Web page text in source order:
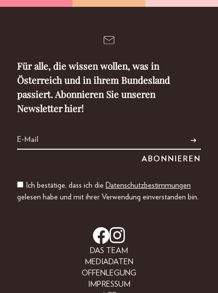
Für alle, die wissen wollen, was in
Österreich und in ihrem Bundesland
passiert. Abonnieren Sie unseren
Newsletter hier!
Ich bestätige, dass ich die Datenschutzbestimmungen
gelesen habe und mit ihrer Verwendung einverstanden bin.
DAS TEAM
MEDIADATEN
OFFENLEGUNG
IMPRESSUM